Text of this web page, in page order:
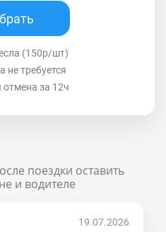
(150р/шт)
не требуется
отмена за 12ч
поездки оставить
и водителе
19.07.2026